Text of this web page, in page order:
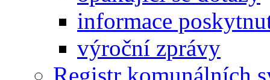
informace
výroční zprávy
Registr komunálních